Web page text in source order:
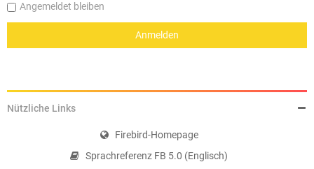
Angemeldet bleiben
Nützliche Links
Firebird-Homepage
Sprachreferenz FB 5.0 (Englisch)